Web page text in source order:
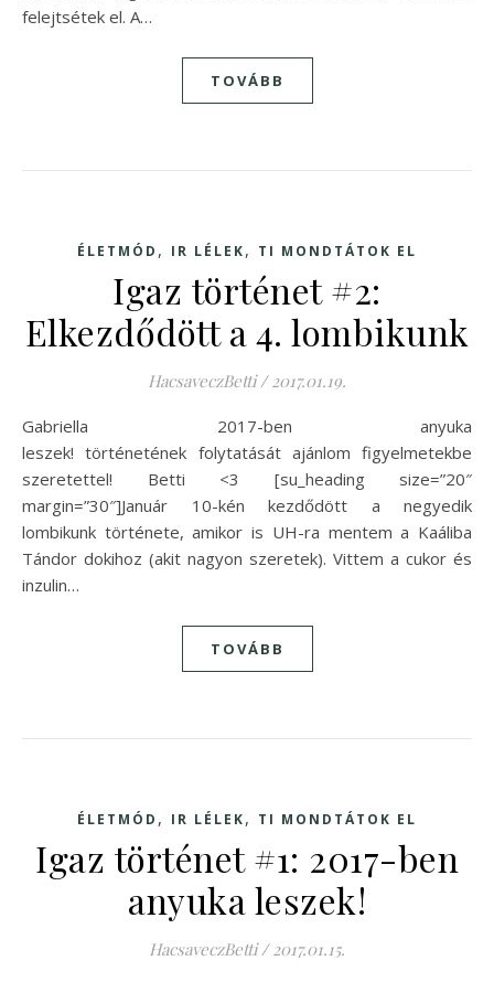
felejtsétek el. A…
TOVÁBB
ÉLETMÓD , IR LÉLEK, TI MONDTÁTOK EL
Igaz történet #2:
Elkezdődött a 4. lombikunk
HacsaveczBetti / 2017.01.19.
Gabriella 2017-ben anyuka
leszek! történetének folytatását ajánlom figyelmetekbe
szeretettel! Betti <3 [su_heading size=”20″
margin=”30″]Január 10-kén kezdődött a negyedik
lombikunk története, amikor is UH-ra mentem a Kaáliba
Tándor dokihoz (akit nagyon szeretek). Vittem a cukor és
inzulin…
TOVÁBB
ÉLETMÓD , IR LÉLEK, TI MONDTÁTOK EL
Igaz történet #1: 2017-ben
anyuka leszek!
HacsaveczBetti / 2017.01.15.